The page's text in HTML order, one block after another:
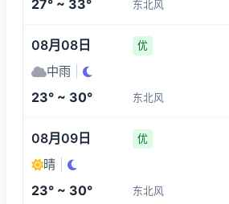
27°
1-3
15:00
33°
16:00
27° ~ 33° 东北风
08月08日 优
中雨
23° ~ 30° 东北风
08月09日 优
晴
23° ~ 30° 东北风